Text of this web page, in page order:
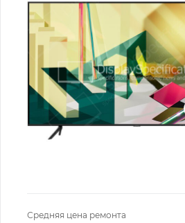
Средняя цена ремонта